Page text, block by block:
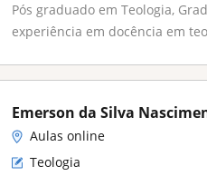
Pós graduado em Teologia,
experiência em docência em
Emerson da Silva
Aulas online
Teologia